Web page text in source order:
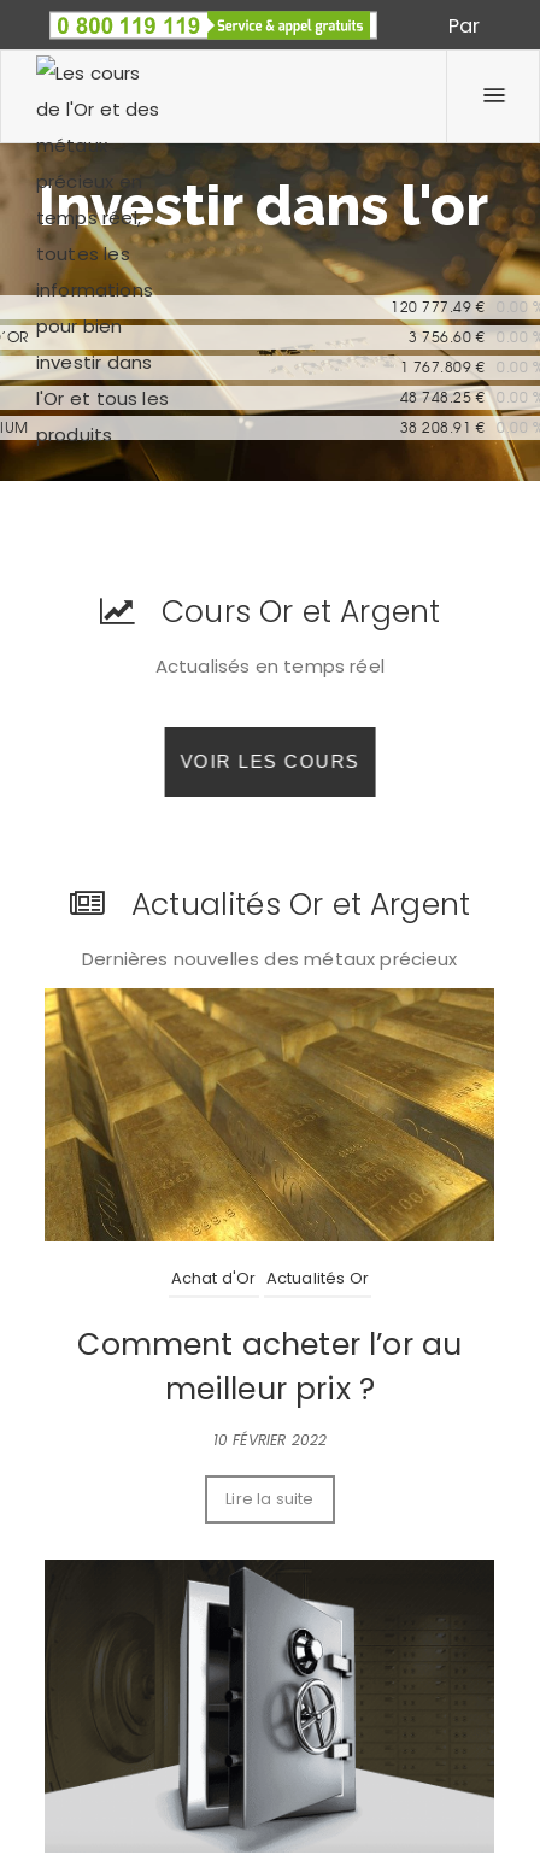
Par
Spécialiste des métaux précieux depuis 1933
Investir dans l'or
Cours Or et Argent
Actualisés en temps réel
VOIR LES COURS
Actualités Or et Argent
Dernières nouvelles des métaux précieux
Achat d'Or Actualités Or
Comment acheter l’or au
meilleur prix ?
10 FÉVRIER 2022
Lire la suite